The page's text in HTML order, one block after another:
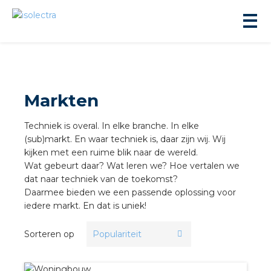
Markten
Techniek is overal. In elke branche. In elke
(sub)markt. En waar techniek is, daar zijn wij. Wij
kijken met een ruime blik naar de wereld.
Wat gebeurt daar? Wat leren we? Hoe vertalen we
dat naar techniek van de toekomst?
Daarmee bieden we een passende oplossing voor
iedere markt. En dat is uniek!
Sorteren op